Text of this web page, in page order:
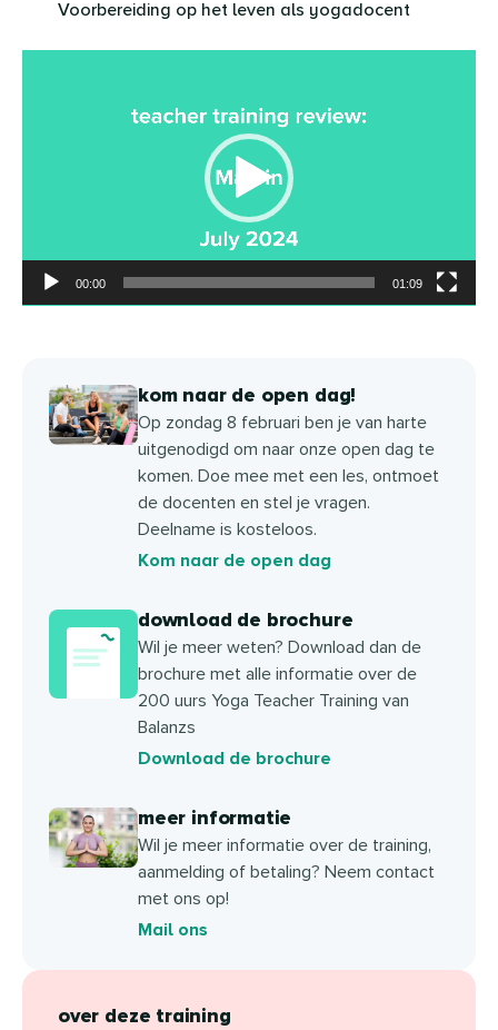
Voorbereiding op het leven als yogadocent
00:00 01:09
kom naar de open dag!
Op zondag 8 februari ben je van harte
uitgenodigd om naar onze open dag te
komen. Doe mee met een les, ontmoet
de docenten en stel je vragen.
Deelname is kosteloos.
Kom naar de open dag
download de brochure
Wil je meer weten? Download dan de
brochure met alle informatie over de
200 uurs Yoga Teacher Training van
Balanzs
Download de brochure
meer informatie
Wil je meer informatie over de training,
aanmelding of betaling? Neem contact
met ons op!
Mail ons
over deze training